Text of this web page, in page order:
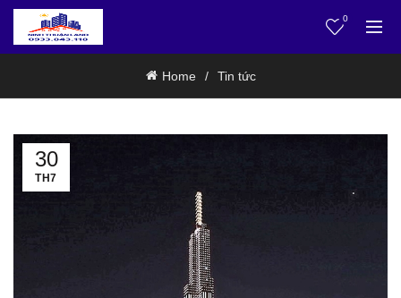
0
Home Tin tức
30
TH7